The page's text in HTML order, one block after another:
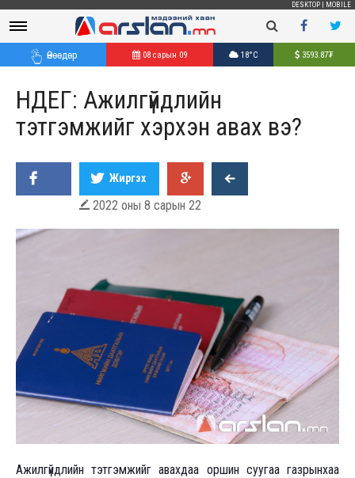
DESKTOP MOBILE
Өнөөдөр 08 сарын 09 18°C 3593.87₮
НДЕГ: Ажилгүйдлийн
тэтгэмжийг хэрхэн авах вэ?
Жиргэх
 2022 оны 8 сарын 22
Ажилгүйдлийн тэтгэмжийг авахдаа оршин суугаа газрынхаа